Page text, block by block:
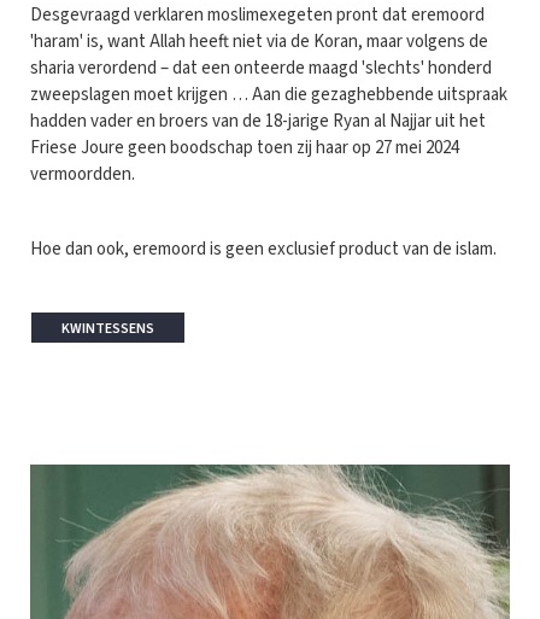
Desgevraagd verklaren moslimexegeten pront dat eremoord
'haram' is, want Allah heeft niet via de Koran, maar volgens de
sharia verordend – dat een onteerde maagd 'slechts' honderd
zweepslagen moet krijgen … Aan die gezaghebbende uitspraak
hadden vader en broers van de 18-jarige Ryan al Najjar uit het
Friese Joure geen boodschap toen zij haar op 27 mei 2024
vermoordden.
Hoe dan ook, eremoord is geen exclusief product van de islam.
KWINTESSENS